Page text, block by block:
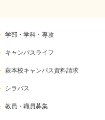
学部・学科・専攻
キャンパスライフ
萩本校キャンパス資料請求
シラバス
教員・職員募集